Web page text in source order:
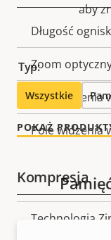
Opis
nieruchomości
Długość
Zoom
Pole widzenia
Pole widzenia
Kompresja
Opis
Technologia
aby
Typ:
Wszystkie
POKAŻ